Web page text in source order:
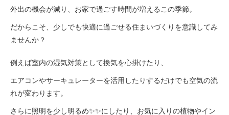
外出の機会が減り、お家で過ごす時間が増えるこの季節。
だからこそ、少しでも快適に過ごせる住まいづくりを意識してみ
ませんか？
例えば室内の湿気対策として換気を心掛けたり、
エアコンやサーキュレーターを活用したりするだけでも空気の流
れが変わります。
さらに照明を少し明るめ✨✨にしたり、お気に入りの植物やイン